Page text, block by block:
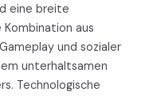
eine breite
aus
und sozialer
unterhaltsamen
Technologische